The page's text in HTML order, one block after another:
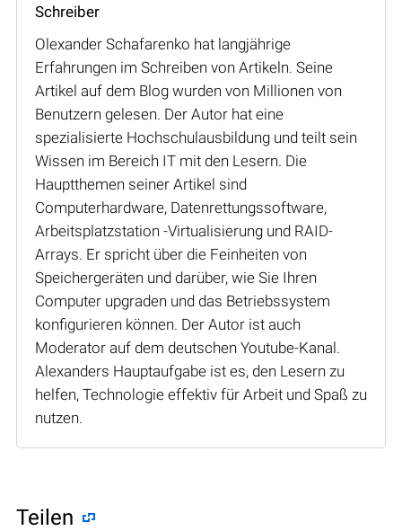
Schreiber
Olexander Schafarenko hat langjährige
Erfahrungen im Schreiben von Artikeln. Seine
Artikel auf dem Blog wurden von Millionen von
Benutzern gelesen. Der Autor hat eine
spezialisierte Hochschulausbildung und teilt sein
Wissen im Bereich IT mit den Lesern. Die
Hauptthemen seiner Artikel sind
Computerhardware, Datenrettungssoftware,
Arbeitsplatzstation -Virtualisierung und RAID-
Arrays. Er spricht über die Feinheiten von
Speichergeräten und darüber, wie Sie Ihren
Computer upgraden und das Betriebssystem
konfigurieren können. Der Autor ist auch
Moderator auf dem deutschen Youtube-Kanal.
Alexanders Hauptaufgabe ist es, den Lesern zu
helfen, Technologie effektiv für Arbeit und Spaß zu
nutzen.
Teilen